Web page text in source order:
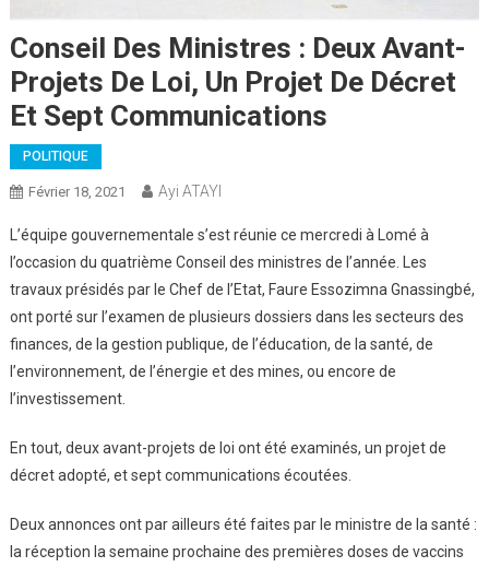
Conseil Des Ministres : Deux Avant-
Projets De Loi, Un Projet De Décret
Et Sept Communications
POLITIQUE
Février 18, 2021 Ayi ATAYI
L’équipe gouvernementale s’est réunie ce mercredi à Lomé à
l’occasion du quatrième Conseil des ministres de l’année. Les
travaux présidés par le Chef de l’Etat, Faure Essozimna Gnassingbé,
ont porté sur l’examen de plusieurs dossiers dans les secteurs des
finances, de la gestion publique, de l’éducation, de la santé, de
l’environnement, de l’énergie et des mines, ou encore de
l’investissement.
En tout, deux avant-projets de loi ont été examinés, un projet de
décret adopté, et sept communications écoutées.
Deux annonces ont par ailleurs été faites par le ministre de la santé :
la réception la semaine prochaine des premières doses de vaccins